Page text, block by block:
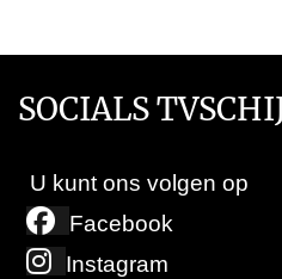
SOCIALS
U kunt ons volgen op
Facebook
Instagram